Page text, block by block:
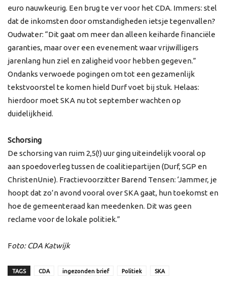
euro nauwkeurig. Een brug te ver voor het CDA. Immers: stel
dat de inkomsten door omstandigheden ietsje tegenvallen?
Oudwater: “Dit gaat om meer dan alleen keiharde financiële
garanties, maar over een evenement waar vrijwilligers
jarenlang hun ziel en zaligheid voor hebben gegeven.”
Ondanks verwoede pogingen om tot een gezamenlijk
tekstvoorstel te komen hield Durf voet bij stuk. Helaas:
hierdoor moet SKA nu tot september wachten op
duidelijkheid.
Schorsing
De schorsing van ruim 2,5(!) uur ging uiteindelijk vooral op
aan spoedoverleg tussen de coalitiepartijen (Durf, SGP en
ChristenUnie). Fractievoorzitter Barend Tensen: ‘Jammer, je
hoopt dat zo’n avond vooral over SKA gaat, hun toekomst en
hoe de gemeenteraad kan meedenken. Dit was geen
reclame voor de lokale politiek.”
Foto: CDA Katwijk
TAGS CDA ingezonden brief Politiek SKA